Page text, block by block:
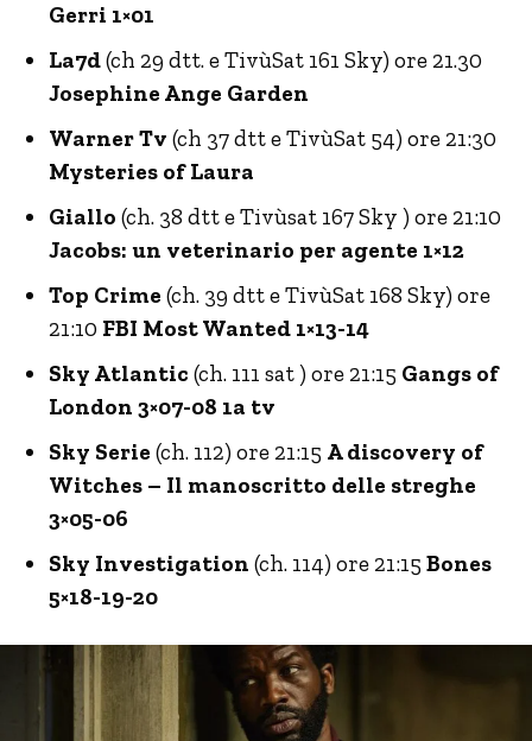
Gerri 1×01
La7d(ch 29 dtt. e TivùSat 161 Sky) ore 21.30
Josephine Ange Garden
Warner Tv (ch 37 dtt e TivùSat 54) ore 21:30
Mysteries of Laura
Giallo (ch. 38 dtt e Tivùsat 167 Sky ) ore 21:10
Jacobs: un veterinario per agente 1×12
Top Crime (ch. 39 dtt e TivùSat 168 Sky) ore
21:10 FBI Most Wanted 1×13-14
Sky Atlantic (ch. 111 sat ) ore 21:15 Gangs of
London 3×07-08 1a tv
Sky Serie (ch. 112) ore 21:15 A discovery of
Witches – Il manoscritto delle streghe
3×05-06
Sky Investigation (ch. 114) ore 21:15 Bones
5×18-19-20